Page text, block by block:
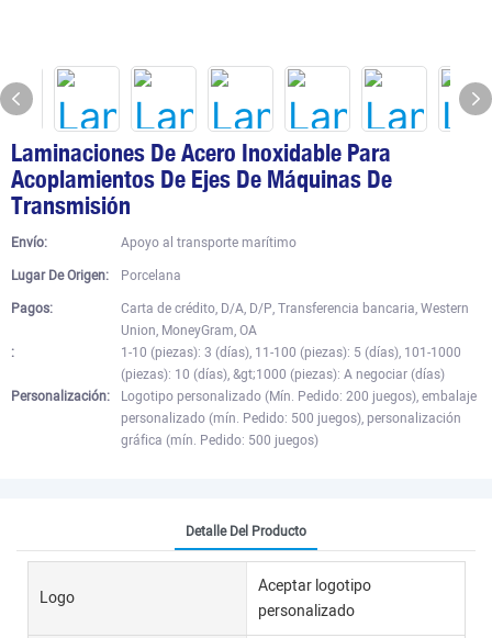
Laminaciones De Acero Inoxidable Para
Acoplamientos De Ejes De Máquinas De
Transmisión
Envío:
Apoyo al transporte marítimo
Lugar De Origen:
Porcelana
Pagos:
Carta de crédito, D/A, D/P, Transferencia bancaria, Western
Union, MoneyGram, OA
:
1-10 (piezas): 3 (días), 11-100 (piezas): 5 (días), 101-1000
(piezas): 10 (días), &gt;1000 (piezas): A negociar (días)
Personalización:
Logotipo personalizado (Mín. Pedido: 200 juegos), embalaje
personalizado (mín. Pedido: 500 juegos), personalización
gráfica (mín. Pedido: 500 juegos)
Detalle Del Producto
Logo
Aceptar logotipo
personalizado